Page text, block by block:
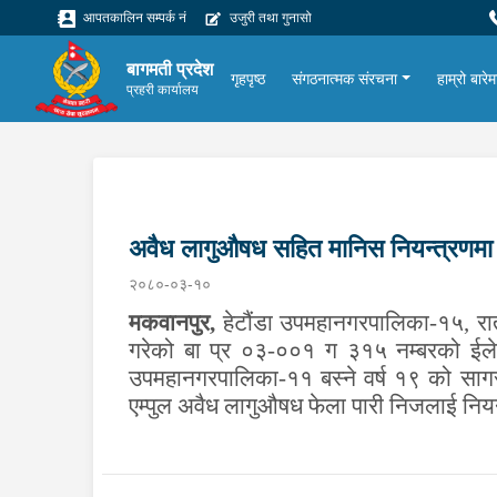
आपतकालिन सम्पर्क नं उजुरी तथा गुनासो
बागमती प्रदेश
प्रहरी कार्यालय
गृहपृष्ठ संगठनात्मक संरचना हाम्रो
अवैध लागुऔषध सहित मानिस नियन्त्रणमा
२०८०-०३-१०
मकवानपुर, हेटौंडा उपमहानगरपालिका-१५,
गरेको बा प्र ०३-००१ ग ३१५ नम्बरको
उपमहानगरपालिका-११ बस्ने वर्ष १९ को
एम्पुल अवैध लागुऔषध फेला पारी निजलाई